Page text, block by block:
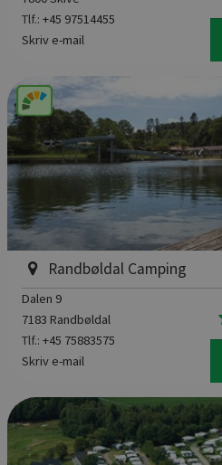
Tlf.: +45 97514455
Skriv e-mail
Randbøldal Camping
Dalen 9
7183 Randbøldal
Tlf.: +45 75883575
Skriv e-mail